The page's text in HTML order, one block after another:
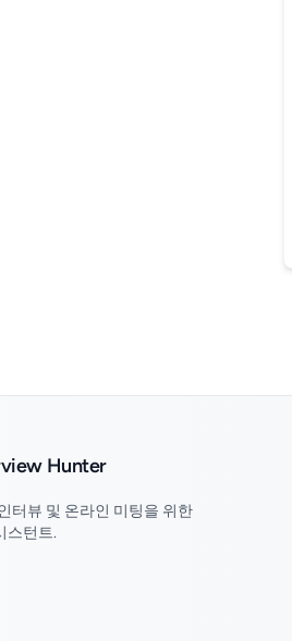
Hunter
터뷰 및 온라인 미팅을 위한
스턴트.